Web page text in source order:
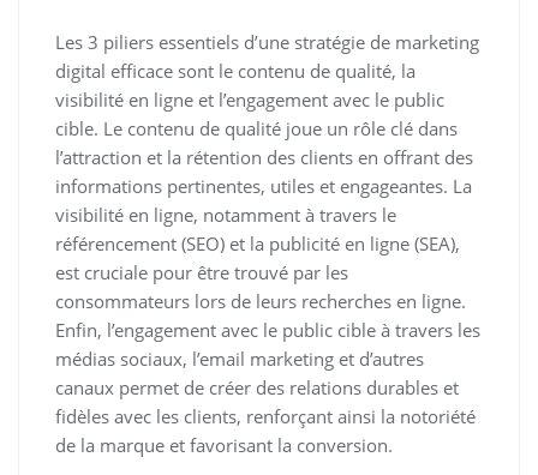
Les 3 piliers essentiels d’une stratégie de marketing
digital efficace sont le contenu de qualité, la
visibilité en ligne et l’engagement avec le public
cible. Le contenu de qualité joue un rôle clé dans
l’attraction et la rétention des clients en offrant des
informations pertinentes, utiles et engageantes. La
visibilité en ligne, notamment à travers le
référencement (SEO) et la publicité en ligne (SEA),
est cruciale pour être trouvé par les
consommateurs lors de leurs recherches en ligne.
Enfin, l’engagement avec le public cible à travers les
médias sociaux, l’email marketing et d’autres
canaux permet de créer des relations durables et
fidèles avec les clients, renforçant ainsi la notoriété
de la marque et favorisant la conversion.